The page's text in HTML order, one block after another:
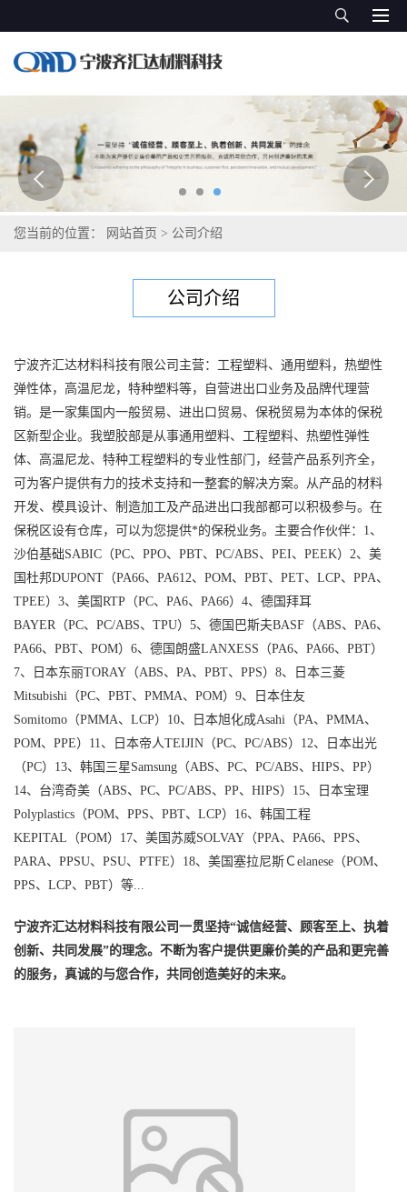
您当前的位置： 网站首页 > 公司介绍
公司介绍
宁波齐汇达材料科技有限公司主营：工程塑料、通用塑料，热塑性
弹性体，高温尼龙，特种塑料等，自营进出口业务及品牌代理营
销。是一家集国内一般贸易、进出口贸易、保税贸易为本体的保税
区新型企业。我塑胶部是从事通用塑料、工程塑料、热塑性弹性
体、高温尼龙、特种工程塑料的专业性部门，经营产品系列齐全，
可为客户提供有力的技术支持和一整套的解决方案。从产品的材料
开发、模具设计、制造加工及产品进出口我部都可以积极参与。在
保税区设有仓库，可以为您提供*的保税业务。主要合作伙伴：1、
沙伯基础SABIC（PC、PPO、PBT、PC/ABS、PEI、PEEK）2、美
国杜邦DUPONT（PA66、PA612、POM、PBT、PET、LCP、PPA、
TPEE）3、美国RTP（PC、PA6、PA66）4、德国拜耳
BAYER（PC、PC/ABS、TPU）5、德国巴斯夫BASF（ABS、PA6、
PA66、PBT、POM）6、德国朗盛LANXESS（PA6、PA66、PBT）
7、日本东丽TORAY（ABS、PA、PBT、PPS）8、日本三菱
Mitsubishi（PC、PBT、PMMA、POM）9、日本住友
Somitomo（PMMA、LCP）10、日本旭化成Asahi（PA、PMMA、
POM、PPE）11、日本帝人TEIJIN（PC、PC/ABS）12、日本出光
（PC）13、韩国三星Samsung（ABS、PC、PC/ABS、HIPS、PP）
14、台湾奇美（ABS、PC、PC/ABS、PP、HIPS）15、日本宝理
Polyplastics（POM、PPS、PBT、LCP）16、韩国工程
KEPITAL（POM）17、美国苏威SOLVAY（PPA、PA66、PPS、
PARA、PPSU、PSU、PTFE）18、美国塞拉尼斯Ｃelanese（POM、
PPS、LCP、PBT）等...
宁波齐汇达材料科技有限公司一贯坚持“诚信经营、顾客至上、执着
创新、共同发展”的理念。不断为客户提供更廉价美的产品和更完善
的服务，真诚的与您合作，共同创造美好的未来。